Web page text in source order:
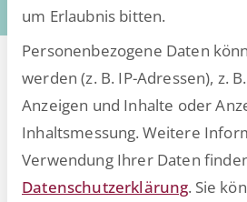
Alle Beiträge von
um Erlaubnis bitten.
Personenbezogene Daten
werden (z. B. IP-Adressen), z.
Anzeigen und Inhalte oder
Inhaltsmessung. Weitere
Verwendung Ihrer Daten
Datenschutzerklärung. Sie